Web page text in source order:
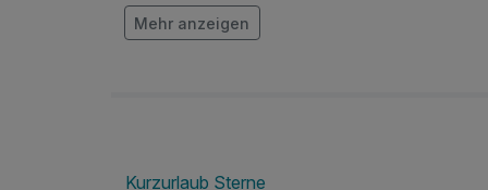
Breuss Rückenmassage
Mehr anzeigen
Kurzurlaub Sterne